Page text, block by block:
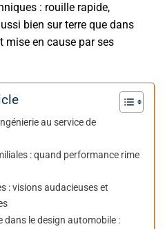
: rouille rapide,
bien sur terre que dans
mise en cause par ses
au service de
: quand performance rime
: visions audacieuses et
dans le design automobile :